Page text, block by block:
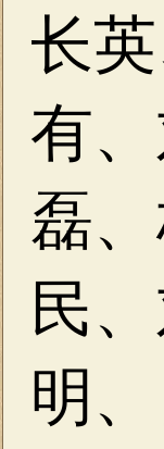
长
有
磊
民
明